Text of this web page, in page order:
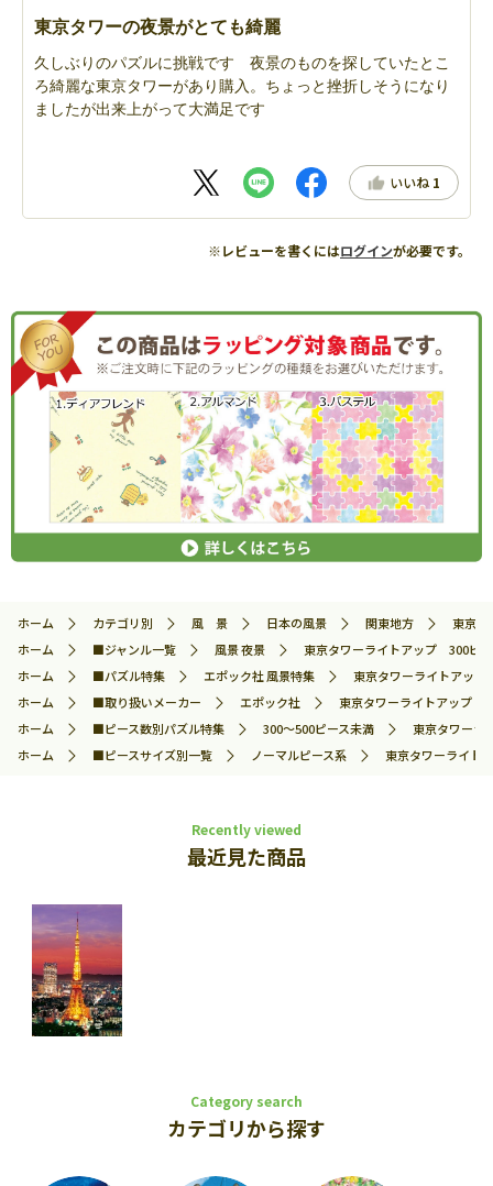
東京タワーの夜景がとても綺麗
久しぶりのパズルに挑戦です 夜景のものを探していたとこ
ろ綺麗な東京タワーがあり購入。ちょっと挫折しそうになり
ましたが出来上がって大満足です
いいね 1
※レビューを書くにはログインが必要です。
ホーム カテゴリ別 風 景 日本の風景 関東地方
東京
ホーム
■ジャンル一覧 風景 夜景
東京タワーライトアップ 300ピ
ホーム
■パズル特集 エポック社 風景特集
東京タワーライトアッ
ホーム
■取り扱いメーカー エポック社
東京タワーライトアップ
ホーム
■ピース数別パズル特集 300～500ピース未満
東京タワー
ホーム
■ピースサイズ別一覧 ノーマルピース系 東京タワーライ
Recently viewed
最近見た商品
Category search
カテゴリから探す